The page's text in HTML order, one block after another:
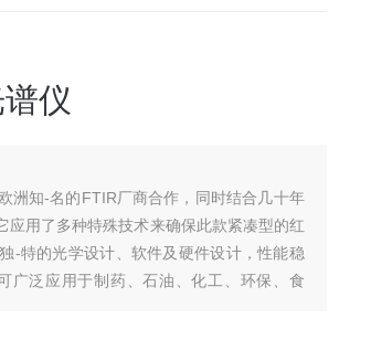
仪
洲知-名的FTIR厂商合作，同时结合几十年
应用了多种特殊技术来确保此款紧凑型的红
-特的光学设计、软件及硬件设计，性能稳
广泛应用于制药、石油、化工、环保、食